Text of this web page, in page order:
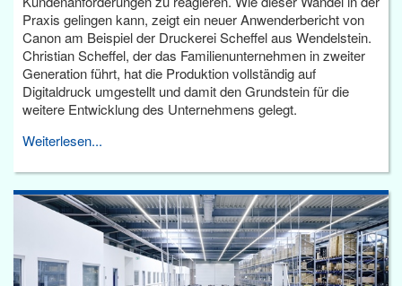
Praxis gelingen kann, zeigt ein neuer Anwenderbericht von
Canon am Beispiel der Druckerei Scheffel aus Wendelstein.
Christian Scheffel, der das Familienunternehmen in zweiter
Generation führt, hat die Produktion vollständig auf
Digitaldruck umgestellt und damit den Grundstein für die
weitere Entwicklung des Unternehmens gelegt.
Weiterlesen...